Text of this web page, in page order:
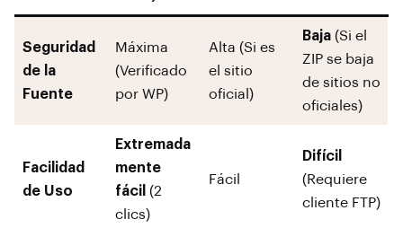
Seguridad
de la
Fuente
Máxima
(Verificado
por WP)
Alta (Si es
el sitio
oficial)
Baja (Si el
ZIP se baja
de sitios no
oficiales)
Facilidad
de Uso
Extremada
mente
fácil (2
clics)
Fácil
Difícil
(Requiere
cliente FTP)